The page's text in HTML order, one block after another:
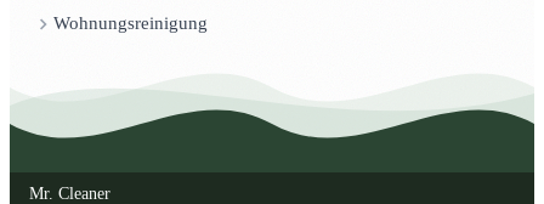
Wohnungsreinigung
Mr. Cleaner